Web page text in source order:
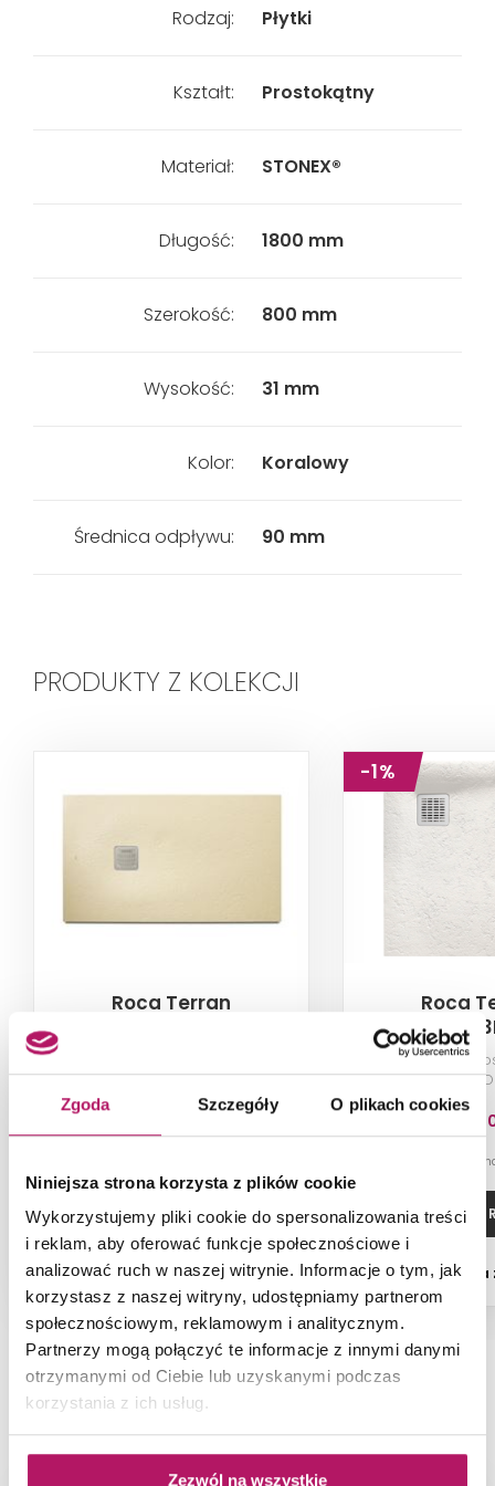
Zgoda Szczegóły O plikach cookies
Niniejsza strona korzysta z plików cookie
Wykorzystujemy pliki cookie do spersonalizowania treści
i reklam, aby oferować funkcje społecznościowe i
analizować ruch w naszej witrynie. Informacje o tym, jak
korzystasz z naszej witryny, udostępniamy partnerom
społecznościowym, reklamowym i analitycznym.
Partnerzy mogą połączyć te informacje z innymi danymi
otrzymanymi od Ciebie lub uzyskanymi podczas
korzystania z ich usług.
Zezwól na wszystkie
Rodzaj: Płytki
Kształt: Prostokątny
Materiał: STONEX®
Długość: 1800 mm
Szerokość: 800 mm
Wysokość: 31 mm
Kolor: Koralowy
Średnica odpływu: 90 mm
PRODUKTY Z KOLEKCJI
Roca Terran
140x100x3,1 cm, kremowy
ZOBACZ PRODUKT
-1%
Roca
Brodzik
kompozytowy
cm,
1
-1% od 1 599,60
ZOBACZ
Dostępność:
NAJNOWSZE ARTYKUŁY